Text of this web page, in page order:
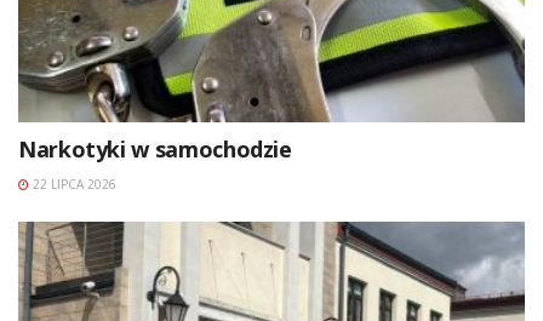
Narkotyki w samochodzie
22 LIPCA 2026